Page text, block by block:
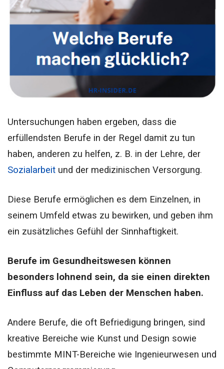
Untersuchungen haben ergeben, dass die
erfüllendsten Berufe in der Regel damit zu tun
haben, anderen zu helfen, z. B. in der Lehre, der
Sozialarbeit und der medizinischen Versorgung.
Diese Berufe ermöglichen es dem Einzelnen, in
seinem Umfeld etwas zu bewirken, und geben ihm
ein zusätzliches Gefühl der Sinnhaftigkeit.
Berufe im Gesundheitswesen können
besonders lohnend sein, da sie einen direkten
Einfluss auf das Leben der Menschen haben.
Andere Berufe, die oft Befriedigung bringen, sind
kreative Bereiche wie Kunst und Design sowie
bestimmte MINT-Bereiche wie Ingenieurwesen und